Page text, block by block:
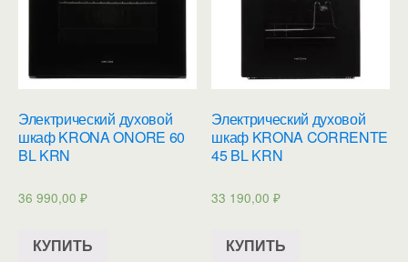
Электрический духовой
шкаф KRONA ONORE 60
BL KRN
36 990,00 ₽
КУПИТЬ
Электрический духовой
шкаф KRONA CORRENTE
45 BL KRN
33 190,00₽
КУПИТЬ